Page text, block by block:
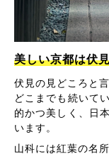
美しい京都は伏
伏見の見どころと
どこまでも続いて
的かつ美しく、日
います。
山科には紅葉の名